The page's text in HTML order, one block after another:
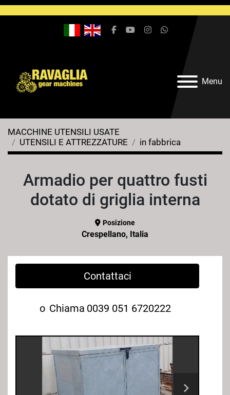
Menu
facebookyoutubeinstagramwhatsapp
MACCHINE UTENSILI USATE
UTENSILI E ATTREZZATURE
in fabbrica
Armadio per quattro fusti
dotato di griglia interna
Posizione
Crespellano, Italia
Contattaci
o Chiama 0039 051 6720222